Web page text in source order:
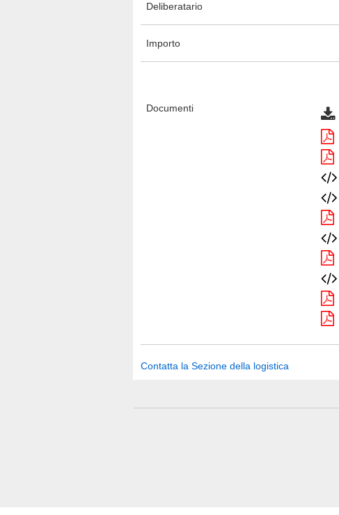
Deliberatario
Importo
Documenti
Contatta la Sezione della logistica